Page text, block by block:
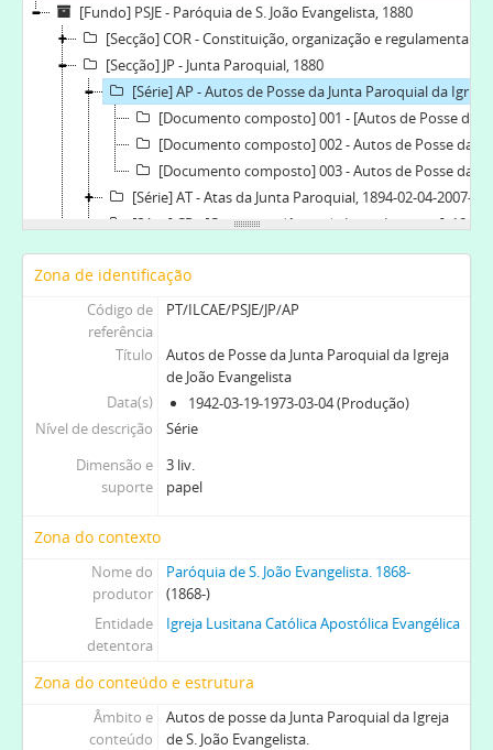
[Fundo] PSJE - Paróquia de S. João Evangelista, 1880
[Secção] COR - Constituição, organização e regulamentação, 1880-03-08
[Secção] JP - Junta Paroquial, 1880
[Série] AP - Autos de Posse da Junta Paroquial da Igreja de João Evangelista, 1942-03-19-1973-03-04
[Documento composto] 001 - [Autos de Posse da Junta Paroquial], 1942-03-19-1949-04-04
[Documento composto] 002 - Autos de Posse da Junta Paroquial da Igreja de João Evangelista, 1967-06-01-1973-03-04
[Documento composto] 003 - Autos de Posse da Junta Paroquial da Igreja de S. João Evangelista. Torne, 1967-06-01-1973-03-04
[Série] AT - Atas da Junta Paroquial, 1894-02-04-2007-02-02
[Série] CR - [Correspondência da Igreja Lusitana], 1894-2000
[Série] CER - Cópias de certidões, 1971-07-12-1977-09-10
[Série] MPF - Materiais de divulgação cristã, 1974
[Série] JT - Documentos das II Jornadas Teológicas, 1980-01
[Série] BCET - Bases Regulamentares do Corpo de Evangelização do Torne, 1938-01-16
[Série] RM - Registo de membros, [1960]-1968
[Série] RCL - Registos de celebrações litúrgicas, 1924-01-02-1999-12-28
[Série] RCF - Registos de confirmações, 1928-1990-06-03
[Série] IRB - Impressos com indicações necessárias para o registo de batismos, 1970-1980-01-07
[Série] OC - Registo de ordens de culto, 1938-08-18-1957-06-13
[Secção] AR - Administração religiosa, 1880-
[Secção] GP - Gestão do Património, 1879-04-23-1988-12-09
[Secção] RI - Relações Institucionais, 1926-03-25-1970
[Secção] ED - Escola Dominical, 1972-01-02-1992-07-19
[Subfundo] MPUE - Monte Pio das Uniões Evangélicas. Fl. 1913-1914, 1913-1914
[Subfundo] SESM - Sociedade Evangélica de Socorros Mútuos, 1893-02-02-1914-01-25
[Subfundo] LECT - Liga do Esforço Cristão do Torne, 1903-1975
Zona de identificação
Código de
referência
PT/ILCAE/PSJE/JP/AP
Título
Autos de Posse da Junta Paroquial da Igreja
de João Evangelista
Data(s)
1942-03-19-1973-03-04 (Produção)
Nível de descrição
Série
Dimensão e
suporte
3 liv.
papel
Zona do contexto
Nome do
produtor
Paróquia de S. João Evangelista. 1868-
(1868-)
Entidade
detentora
Igreja Lusitana Católica Apostólica Evangélica
Zona do conteúdo e estrutura
Âmbito e
conteúdo
Autos de posse da Junta Paroquial da Igreja
de S. João Evangelista.